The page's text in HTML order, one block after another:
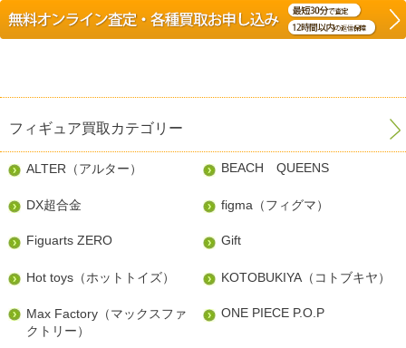
フィギュア買取カテゴリー
ALTER（アルター） BEACH QUEENS
DX超合金 figma（フィグマ）
Figuarts ZERO Gift
Hot toys（ホットトイズ） KOTOBUKIYA（コトブキヤ）
Max Factory（マックスファ
クトリー）
ONE PIECE P.O.P